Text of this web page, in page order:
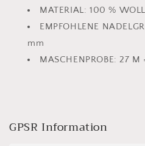
MATERIAL: 100 %
EMPFOHLENE
mm
MASCHENPROBE: 27 M
GPSR Information